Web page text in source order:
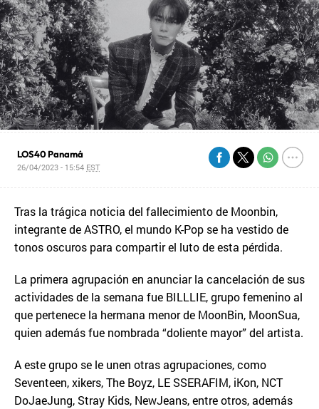
LOS40 Panamá
26/04/2023 - 15:54 EST
Tras la trágica noticia del fallecimiento de Moonbin,
integrante de ASTRO, el mundo K-Pop se ha vestido de
tonos oscuros para compartir el luto de esta pérdida.
La primera agrupación en anunciar la cancelación de sus
actividades de la semana fue BILLLIE, grupo femenino al
que pertenece la hermana menor de MoonBin, MoonSua,
quien además fue nombrada “doliente mayor” del artista.
A este grupo se le unen otras agrupaciones, como
Seventeen, xikers, The Boyz, LE SSERAFIM, iKon, NCT
DoJaeJung, Stray Kids, NewJeans, entre otros, además